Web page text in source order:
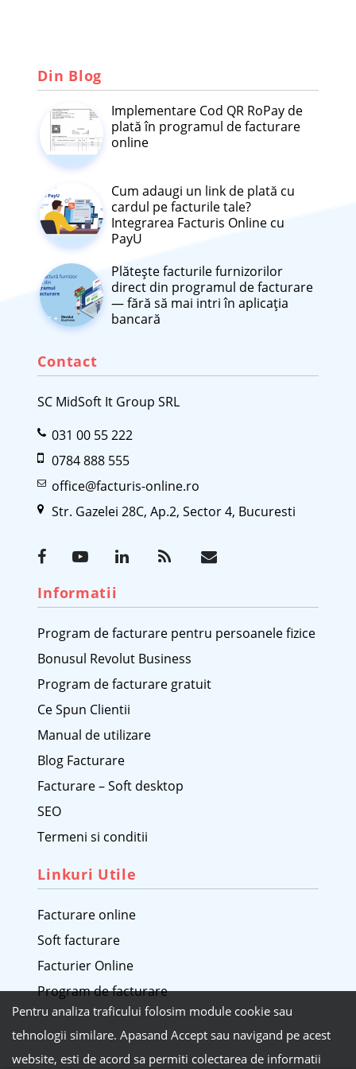
title=\"Contact Articol\"] Sau ne poți
contacta: telefonic la numerele de contact:
0784888555 / 0310055222 pe mail pe adresa:
office@facturis-online.ro Ce urmează pentru
agricultori Obligația e-Factura pentru
agricultori de la 1 octombrie 2025 îi aliniază
cu restul mediului de afaceri și extinde
utilizarea e-Factura în aproape toate
domeniile economice. În perioada
ghiduri și clarificări tehnice care să sprijine
fermierii în procesul de conformare.
Din Blog
Implementare Cod QR RoPay de
plată în programul de facturare
online
Cum adaugi un link de plată cu
cardul pe facturile tale?
Integrarea Facturis Online cu
PayU
Plătește facturile furnizorilor
direct din programul de facturare
— fără să mai intri în aplicația
bancară
Contact
SC MidSoft It Group SRL
031 00 55 222
0784 888 555
office@facturis-online.ro
Str. Gazelei 28C, Ap.2, Sector 4, Bucuresti
Informatii
Program de facturare pentru persoanele fizice
Bonusul Revolut Business
Program de facturare gratuit
Ce Spun Clientii
Manual de utilizare
Blog Facturare
Facturare – Soft desktop
SEO
Termeni si conditii
Linkuri Utile
Facturare online
Soft facturare
Facturier Online
Program de facturare
Pentru analiza traficului folosim module cookie sau
tehnologii similare. Apasand Accept sau navigand pe acest
website, esti de acord sa permiti colectarea de informatii